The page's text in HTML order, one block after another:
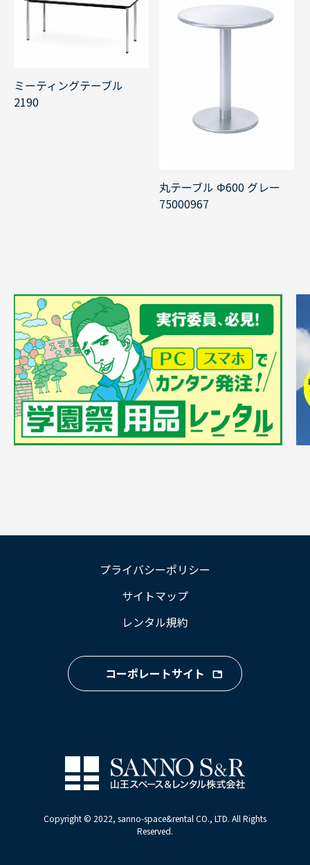
ミーティングテーブル
2190
丸テーブル Φ600 グレー
75000967
プライバシーポリシー
サイトマップ
レンタル規約
コーポレートサイト
Copyright © 2022, sanno-space&rental CO., LTD. All Rights
Reserved.